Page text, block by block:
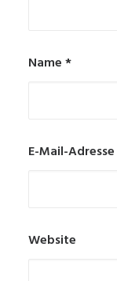
Name*
E-Mail-Adresse
Website